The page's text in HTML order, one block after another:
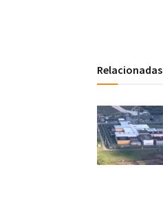
Relacionadas